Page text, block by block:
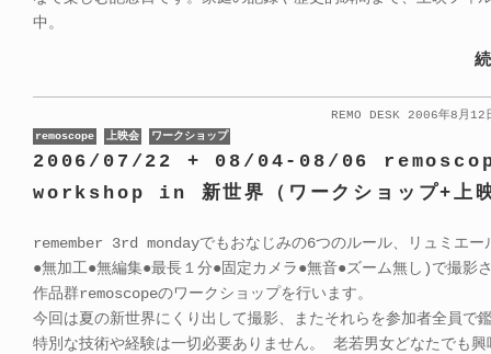
中。
REMO DESK 2006年8月
remoscope 上映会 ワークショップ
2006/07/22 + 08/04-08/06
workshop in 新世界（ワークショップ+上
remember 3rd mondayでもおなじみの6つのルール、リュミエー
●無加工●無編集●最長１分●固定カメラ●無音●ズーム無し)で撮影
作品群remoscopeのワークショップを行います。
今回は夏の新世界にくり出して撮影、またそれらを参加者全員で
特別な技術や経験は一切必要ありません。 老若男女どなたでも興